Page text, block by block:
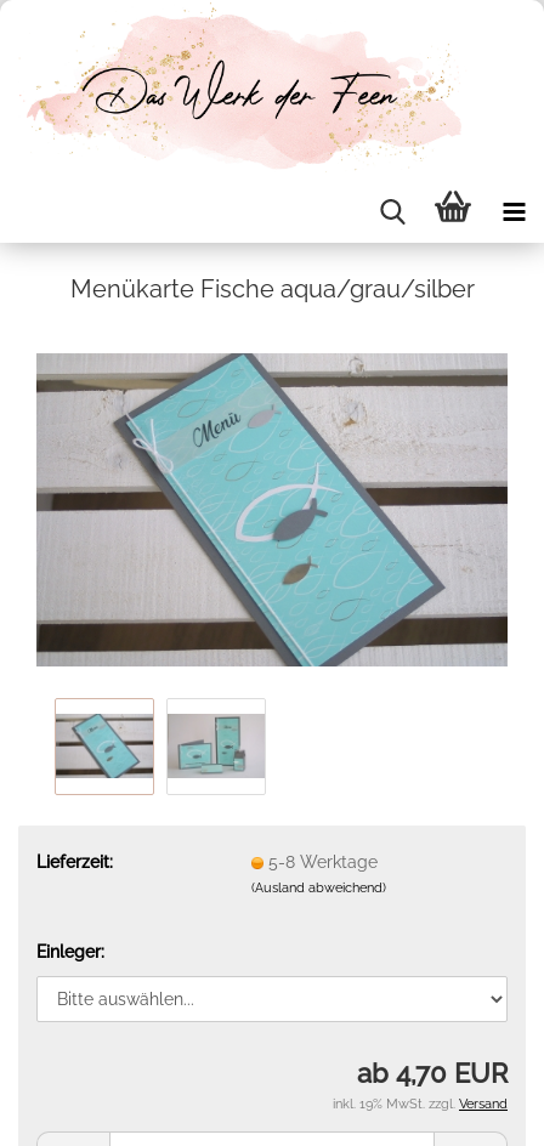
Me­nü­kar­te Fi­sche aqua/grau/sil­ber
Lieferzeit: 5-8 Werktage
(Ausland abweichend)
Einleger:
ab 4,70 EUR
inkl. 19% MwSt. zzgl. Versand